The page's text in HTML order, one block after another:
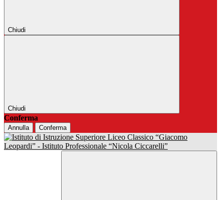
Chiudi
Chiudi
Conferma
Annulla Conferma